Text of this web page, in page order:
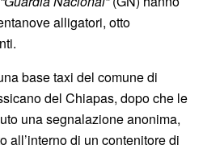
alligatori, otto
base taxi del comune di
del Chiapas, dopo che le
una segnalazione anonima,
all’interno di un contenitore di